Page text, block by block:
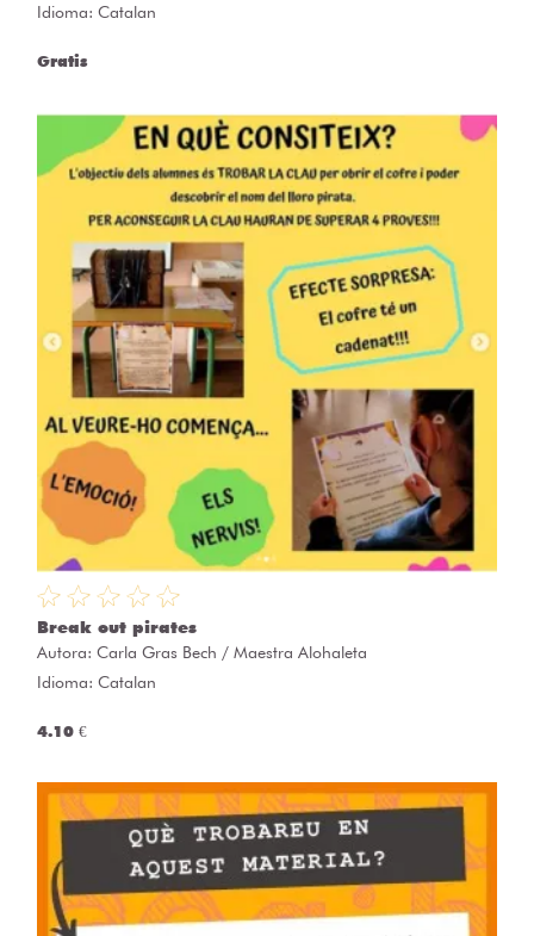
Idioma: Catalan
Gratis
Break out pirates
Autora: Carla Gras Bech / Maestra Alohaleta
Idioma: Catalan
4.10 €